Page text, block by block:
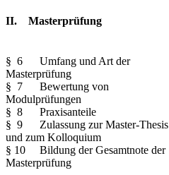
II. Masterprüfung
§ 6 Umfang und Art der
Masterprüfung
§ 7 Bewertung von
Modulprüfungen
§ 8 Praxisanteile
§ 9 Zulassung zur Master-Thesis
und zum Kolloquium
§ 10 Bildung der Gesamtnote der
Masterprüfung